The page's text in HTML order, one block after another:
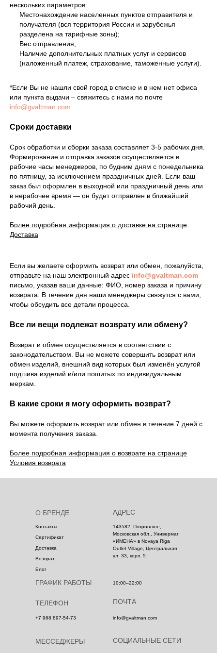
нескольких параметров:
Местонахождение населенных пунктов отправителя и
получателя (вся территория России и зарубежья
разделена на тарифные зоны);
Вес отправления;
Наличие дополнительных платных услуг и сервисов
(наложенный платеж, страхование, таможенные услуги).
*Если Вы не нашли свой город в списке и в нем нет офиса
или пункта выдачи – свяжитесь с нами по почте
info@gvaltman.com
Сроки доставки
Срок обработки и сборки заказа составляет 3-5 рабочих дня.
Формирование и отправка заказов осуществляется в
рабочие часы менеджеров, по будним дням с понедельника
по пятницу, за исключением праздничных дней. Если ваш
заказ был оформлен в выходной или праздничный день или
в нерабочее время — он будет отправлен в ближайший
рабочий день.
Более подробная информация о доставке на странице
Доставка
Если вы желаете оформить возврат или обмен, пожалуйста,
отправьте на наш электронный адрес info@gvaltman.com
письмо, указав ваши данные: ФИО, номер заказа и причину
возврата. В течение дня наши менеджеры свяжутся с вами,
чтобы обсудить все детали процесса.
Все ли вещи подлежат возврату или обмену?
Возврат и обмен осуществляется в соответствии с
законодательством. Вы не можете совершить возврат или
обмен изделий, внешний вид которых был изменён услугой
подшива изделий и/или пошитых по индивидуальным
меркам.
В какие сроки я могу оформить возврат?
Вы можете оформить возврат или обмен в течение 7 дней с
момента получения заказа.
Более подробная информация о возврате на странице
Условия возврата
О БРЕНДЕ
Контакты
Сертификат
Доставка
Возврат
Блог
ТЕЛЕФОН ПОЧТА
СОЦИАЛЬНЫЕ СЕТИ
МЕССЕДЖЕРЫ
+7 968 897-54-73 info@gvaltman.com
ГРАФИК РАБОТЫ 10:00–22:00
АДРЕС
143582, Покровское,
Московская обл., Универмаг
«ИМЕНА» в Novaya Riga
Outlet Village, Центральная
ул. 33, корп. 5